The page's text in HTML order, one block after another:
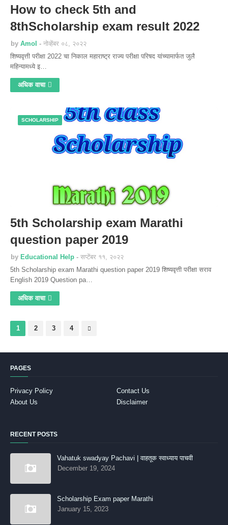
How to check 5th and
8thScholarship exam result 2022
by Amol
नोव्हेंबर ०८, २०२२
शिष्यवृत्ती परीक्षा 2022 चा निकाल महाराष्ट्र राज्य परीक्षा परिषद यांच्यामार्फत जुलै
महिन्यामध्ये इ…
अधिक वाचा
SCHOLARSHIP
5th Scholarship exam Marathi
question paper 2019
by Educational Help
सप्टेंबर ११, २०२२
5th Scholarship exam Marathi question paper 2019 शिष्यवृत्ती परीक्षा सराव
English 2019 Question pa…
अधिक वाचा
1 2 3 4
PAGES
Privacy Policy
Contact Us
About Us
Disclaimer
RECENT POSTS
Vahatuk swadyay Pachavi | वाहतूक स्वाध्याय पाचवी
December 19, 2024
Scholarship Exam paper Marathi
January 15, 2023